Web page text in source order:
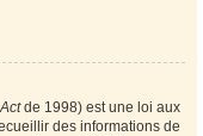
de 1998) est une loi aux
des informations de